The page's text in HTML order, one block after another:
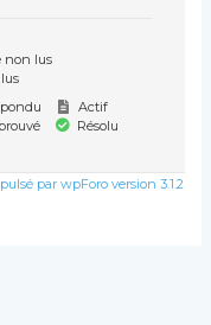
non lus
Actif
Résolu
par wpForo version 3.1.2